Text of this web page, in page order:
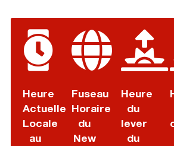
Heure
Actuelle
Locale
au
Fuseau
Horaire
du
New
Heure
du
lever
du